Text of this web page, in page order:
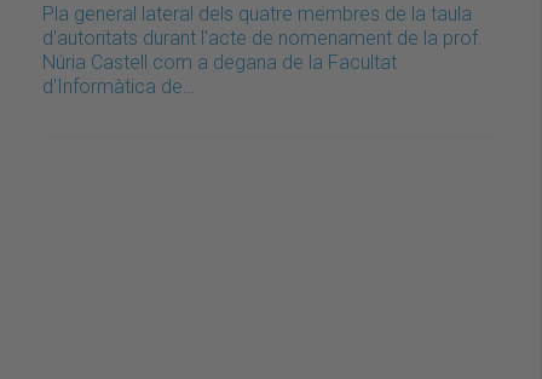
Pla general lateral dels quatre membres de la taula
d'autoritats durant l'acte de nomenament de la prof.
Núria Castell com a degana de la Facultat
d'Informàtica de…